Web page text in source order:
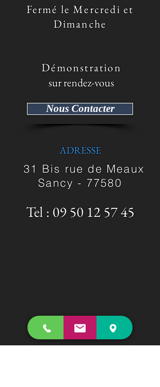
Fermé le Mercredi et
Dimanche
​ Démonstration
sur rendez-vous
Nous Contacter
ADRESSE
31 Bis rue de Meaux
Sancy - 77580
Tel : 09 50 12 57 45